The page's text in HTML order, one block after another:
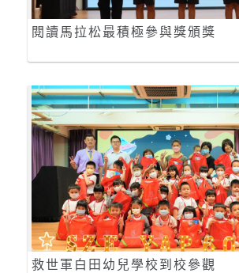
閱讀馬拉松最積極參與獎頒獎
救世軍白田幼兒學校到校參觀